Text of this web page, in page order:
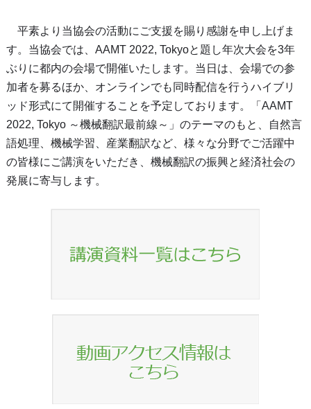
平素より当協会の活動にご支援を賜り感謝を申し上げま
す。当協会では、AAMT 2022, Tokyoと題し年次大会を3年
ぶりに都内の会場で開催いたします。当日は、会場での参
加者を募るほか、オンラインでも同時配信を行うハイブリ
ッド形式にて開催することを予定しております。「AAMT
2022, Tokyo ～機械翻訳最前線～」のテーマのもと、自然言
語処理、機械学習、産業翻訳など、様々な分野でご活躍中
の皆様にご講演をいただき、機械翻訳の振興と経済社会の
発展に寄与します。